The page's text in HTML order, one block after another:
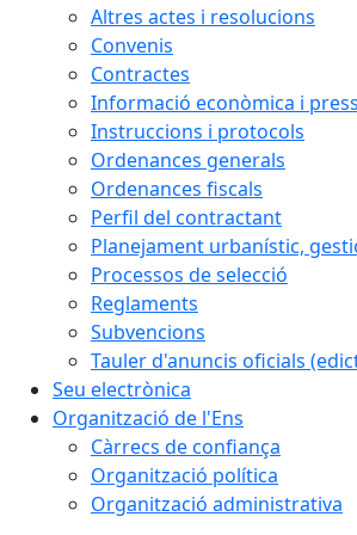
Altres actes i resolucions
Convenis
Contractes
Informació econòmica i
Instruccions i protocols
Ordenances generals
Ordenances fiscals
Perfil del contractant
Planejament urbanístic,
Processos de selecció
Reglaments
Subvencions
Tauler d'anuncis oficials
Seu electrònica
Organització de l'Ens
Càrrecs de confiança
Organització política
Organització administrativa